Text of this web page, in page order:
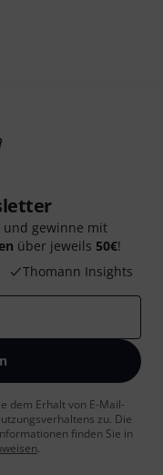
und gewinne mit
über jeweils 50€!
Thomann Insights
dem Erhalt von E-Mail-
zu. Die
finden Sie in
.